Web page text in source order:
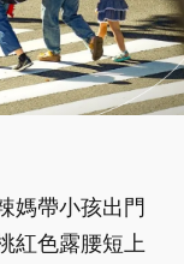
媽帶小孩出門
紅色露腰短上